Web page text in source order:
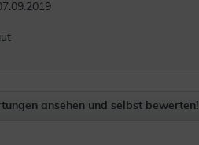
ansehen und selbst bewerten!